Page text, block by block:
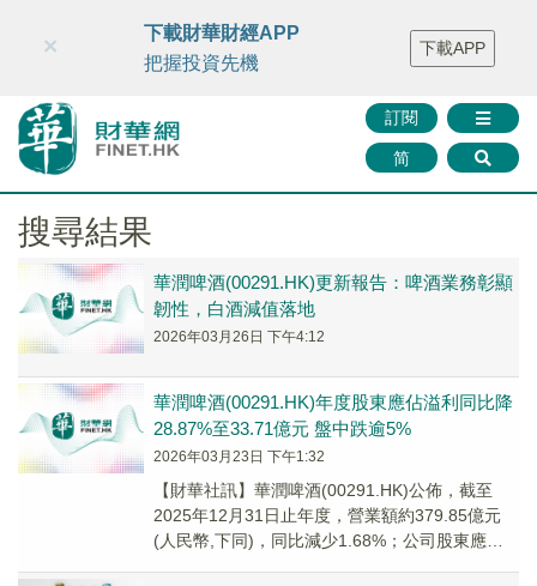
財華智庫網 FINTV FINMETA 財華證券 媒體矩陣
智庫沙龍
聯絡我們
訂閱
简
×
下載財華財經APP
把握投資先機
下載APP
搜尋結果
華潤啤酒(00291.HK)更新報告：啤酒業務彰顯
韌性，白酒減值落地
2026年03月26日 下午4:12
華潤啤酒(00291.HK)年度股東應佔溢利同比降
28.87%至33.71億元 盤中跌逾5%
2026年03月23日 下午1:32
​【財華社訊】華潤啤酒(00291.HK)公佈，截至
2025年12月31日止年度，營業額約379.85億元
(人民幣,下同)，同比減少1.68%；公司股東應佔